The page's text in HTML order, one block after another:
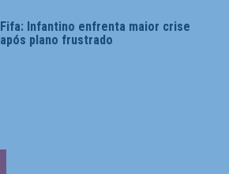
Fifa: Infantino enfrenta maior crise
após plano frustrado